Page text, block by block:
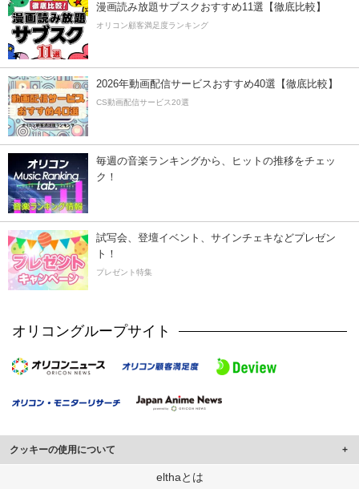
漫画読み放題サブスクおすすめ11選【徹底比較】
オリコン顧客満足度ランキング
2026年動画配信サービスおすすめ40選【徹底比較】
CS動画配信サービス20選
毎週の音楽ランキングから、ヒットの推移をチェッ
ク！
試写会、登壇イベント、サインチェキなどプレゼン
ト！
プレゼント特集
オリコングループサイト
クッキーの使用について
このサイトでは Cookie を使用して、ユーザーに合わせたコンテンツや広告の
elthaとは